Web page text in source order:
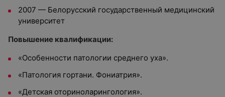
2007 — Белорусский государственный медицинский
университет
Повышение квалификации:
«Особенности патологии среднего уха».
«Патология гортани. Фониатрия».
«Детская оториноларингология».